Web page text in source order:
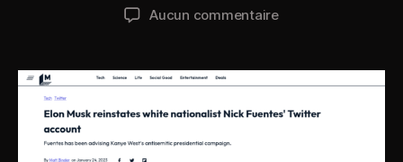
l’article
Aucun commentairesur
extremismo
Puedo